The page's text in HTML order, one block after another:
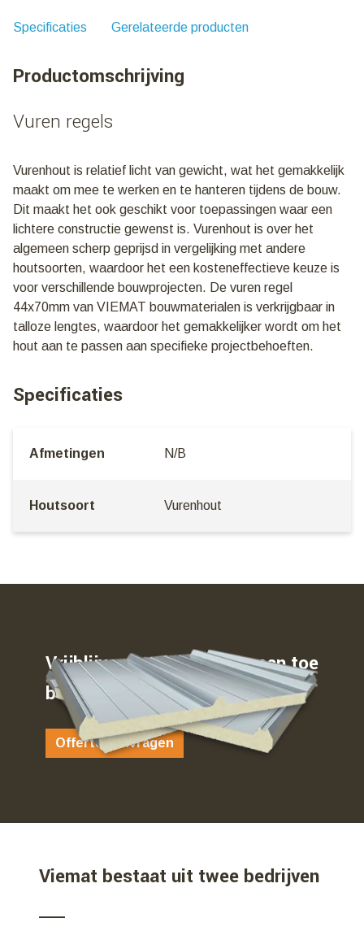
Specificaties Gerelateerde producten
Productomschrijving
Vuren regels
Vurenhout is relatief licht van gewicht, wat het gemakkelijk
maakt om mee te werken en te hanteren tijdens de bouw.
Dit maakt het ook geschikt voor toepassingen waar een
lichtere constructie gewenst is. Vurenhout is over het
algemeen scherp geprijsd in vergelijking met andere
houtsoorten, waardoor het een kosteneffectieve keuze is
voor verschillende bouwprojecten. De vuren regel
44x70mm van VIEMAT bouwmaterialen is verkrijgbaar in
talloze lengtes, waardoor het gemakkelijker wordt om het
hout aan te passen aan specifieke projectbehoeften.
Specificaties
Afmetingen N/B
Houtsoort Vurenhout
Vrijblijvend weten waar u aan toe
bent…
Offerte aanvragen
Viemat bestaat uit twee bedrijven